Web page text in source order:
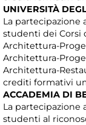
UNIVERSITÀ
La partecipazione
studenti dei Corsi
Architettura-
Architettura-
Architettura-
crediti formativi
ACCADEMIA DI
La
studenti al